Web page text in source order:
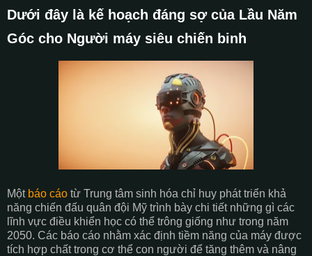
Dưới đây là kế hoạch đáng sợ của Lầu Năm
Góc cho Người máy siêu chiến binh
Một báo cáo từ Trung tâm sinh hóa chỉ huy phát triển khả
năng chiến đấu quân đội Mỹ trình bày chi tiết những gì các
lĩnh vực điều khiển học có thể trông giống như trong năm
2050. Các báo cáo nhằm xác định tiềm năng của máy được
tích hợp chất trong cơ thể con người để tăng thêm và nâng